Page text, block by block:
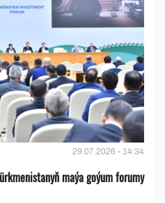
29.07.2026 - 14:34
maýa goýum forumy